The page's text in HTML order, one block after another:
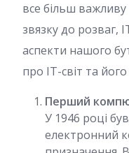
все більш
звязку до розваг,
аспекти нашого
про IT-світ та
Перший
У 1946 році
електронний